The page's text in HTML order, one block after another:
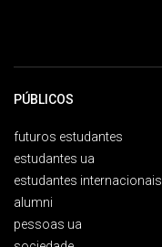
PÚBLICOS
futuros estudantes
estudantes ua
estudantes internacionais
alumni
pessoas ua